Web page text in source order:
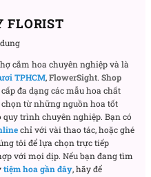
FLORIST
cắm hoa chuyên nghiệp và là
TPHCM,FlowerSight. Shop
đa dạng các mẫu hoa chất
từ những nguồn hoa tốt
quy trình chuyên nghiệp. Bạn có
chỉ với vài thao tác, hoặc ghé
tôi để lựa chọn trực tiếp
với mọi dịp. Nếu bạn đang tìm
tiệm hoa gần đây, hãy để